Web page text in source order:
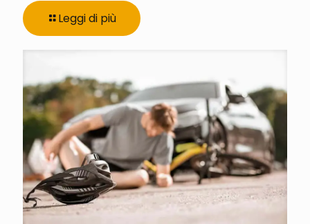
Leggi di più